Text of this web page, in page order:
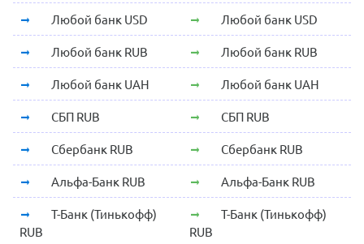
Любой банк USD Любой банк USD
Любой банк RUB Любой банк RUB
Любой банк UAH Любой банк UAH
СБП RUB СБП RUB
Сбербанк RUB Сбербанк RUB
Альфа-Банк RUB Альфа-Банк RUB
Т-Банк (Тинькофф)
RUB
Т-Банк (Тинькофф)
RUB